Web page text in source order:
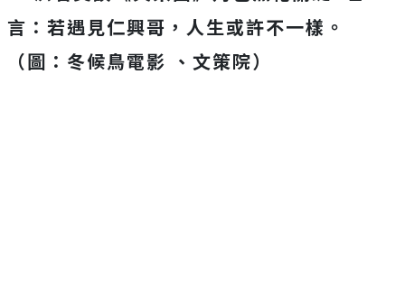
言：若遇見仁興哥，人生或許不一樣。
（圖：冬候鳥電影 、文策院）